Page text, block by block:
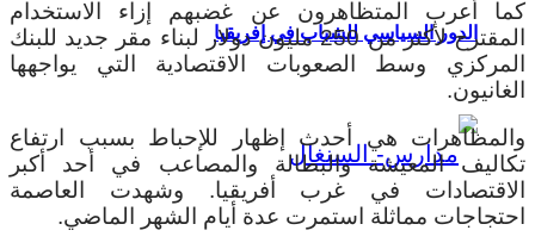
الدور السياسي للشباب في إفريقيا
كما أعرب المتظاهرون عن غضبهم إزاء الاستخدام
المقترح لأكثر من 250 مليون دولار لبناء مقر جديد للبنك
المركزي وسط الصعوبات الاقتصادية التي يواجهها
الغانيون.
والمظاهرات هي أحدث إظهار للإحباط بسبب ارتفاع
تكاليف المعيشة والبطالة والمصاعب في أحد أكبر
الاقتصادات في غرب أفريقيا. وشهدت العاصمة
احتجاجات مماثلة استمرت عدة أيام الشهر الماضي.